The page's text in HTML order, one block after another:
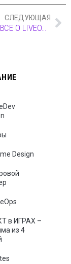
СЛЕДУЮЩАЯ
ПЛЕЙЛИСТ: ВСЕ О LIVEOPS
Design
в ИГРАХ –
из 4